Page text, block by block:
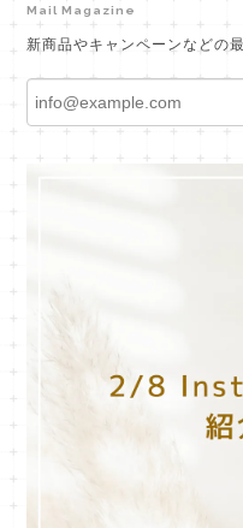
Mail Magazine
新商品やキャンペーンなどの